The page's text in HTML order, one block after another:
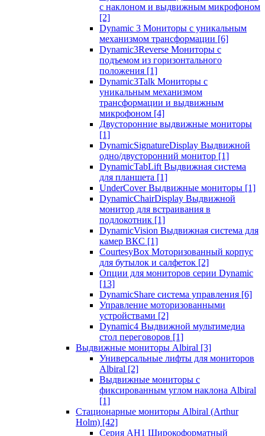
с наклоном и выдвижным микрофоном
[2]
Dynamic 3 Мониторы с уникальным
механизмом трансформации [6]
Dynamic3Reverse Мониторы с
подъемом из горизонтального
положения [1]
Dynamic3Talk Мониторы с
уникальным механизмом
трансформации и выдвижным
микрофоном [4]
Двусторонние выдвижные мониторы
[1]
DynamicSignatureDisplay Выдвижной
одно/двусторонний монитор [1]
DynamicTabLift Выдвижная система
для планшета [1]
UnderCover Выдвижные мониторы [1]
DynamicChairDisplay Выдвижной
монитор для встраивания в
подлокотник [1]
DynamicVision Выдвижная система для
камер ВКС [1]
CourtesyBox Моторизованный корпус
для бутылок и салфеток [2]
Опции для мониторов серии Dynamic
[13]
DynamicShare система управления [6]
Управление моторизованными
устройствами [2]
Dynamic4 Выдвижной мультимедиа
стол переговоров [1]
Выдвижные мониторы Albiral [3]
Универсальные лифты для мониторов
Albiral [2]
Выдвижные мониторы с
фиксированным углом наклона Albiral
[1]
Стационарные мониторы Albiral (Arthur
Holm) [42]
Серия AH1 Широкоформатный